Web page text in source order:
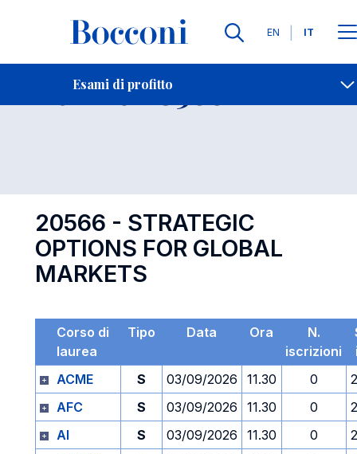
Lingue
EN IT
Esami di profitto
Contatti
Esame 20566 Open
20566 - STRATEGIC
OPTIONS FOR GLOBAL
MARKETS
Corso di
laurea
Tipo Data Ora
N.
iscrizioni
ACME
S 03/09/2026 11.30 0
AFC
S 03/09/2026 11.30 0
AI
S 03/09/2026 11.30 0